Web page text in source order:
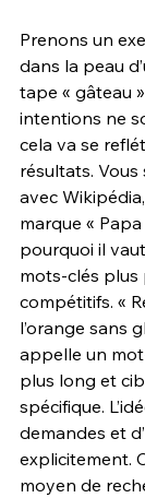
Prenons un
dans la peau
tape « gâteau
intentions ne
cela va se
résultats.
avec
marque «
pourquoi il
mots-clés plus
compétitifs. «
l’orange sans
appelle un
plus long et
spécifique.
demandes et
explicitement.
moyen de